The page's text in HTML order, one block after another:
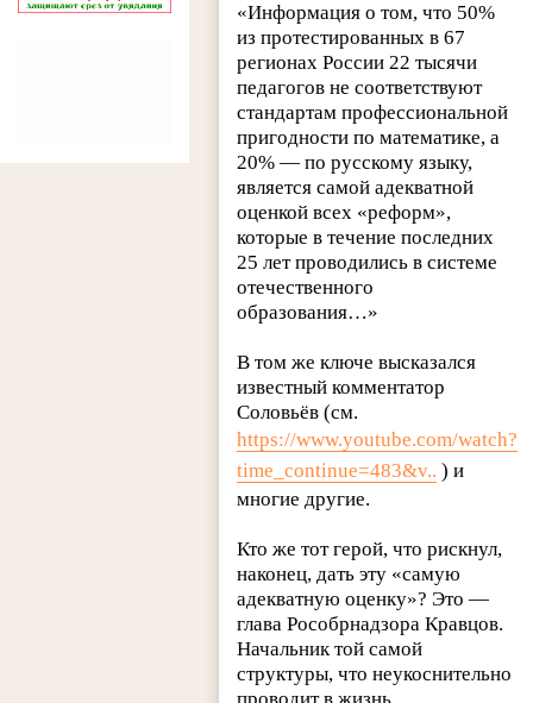
«Информация о том, что 50%
из протестированных в 67
регионах России 22 тысячи
педагогов не соответствуют
стандартам профессиональной
пригодности по математике, а
20% — по русскому языку,
является самой адекватной
оценкой всех «реформ»,
которые в течение последних
25 лет проводились в системе
отечественного
образования…»
В том же ключе высказался
известный комментатор
Соловьёв (см.
https://www.youtube.com/watch?
time_continue=483&v.. ) и
многие другие.
Кто же тот герой, что рискнул,
наконец, дать эту «самую
адекватную оценку»? Это —
глава Рособрнадзора Кравцов.
Начальник той самой
структуры, что неукоснительно